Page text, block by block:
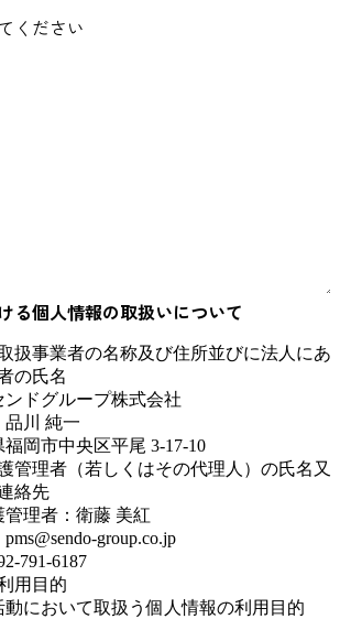
ください
る個人情報の取扱いについて
扱事業者の名称及び住所並びに法人にあ
の氏名
ドグループ株式会社
品川 純一
岡市中央区平尾 3-17-10
管理者（若しくはその代理人）の氏名又
絡先
理者：衛藤 美紅
group.co.jp
791-6187
用目的
動において取扱う個人情報の利用目的